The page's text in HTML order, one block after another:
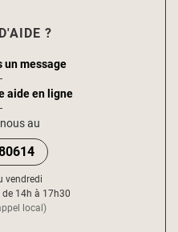
?
un message
aide en ligne
au
vendredi
14h à 17h30
local)